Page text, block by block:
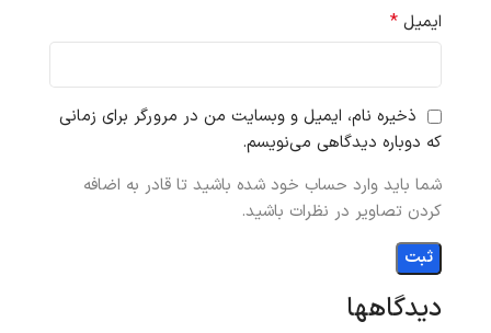
دیدگاهها
ایمیل *
ذخیره نام، ایمیل و وبسایت من در مرورگر برای زمانی
که دوباره دیدگاهی می‌نویسم.
شما باید وارد حساب خود شده باشید تا قادر به اضافه
کردن تصاویر در نظرات باشید.